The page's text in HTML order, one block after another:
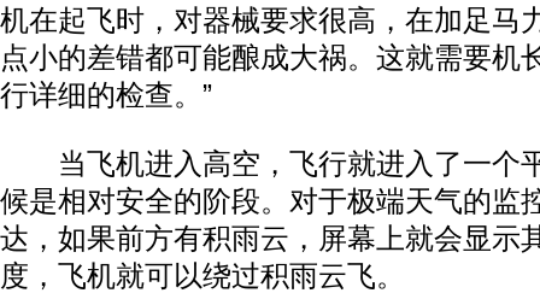
机在起飞时，对器械要求很高，在加足马
点小的差错都可能酿成大祸。这就需要机
行详细的检查。”
当飞机进入高空，飞行就进入了一个
候是相对安全的阶段。对于极端天气的监
达，如果前方有积雨云，屏幕上就会显示
度，飞机就可以绕过积雨云飞。